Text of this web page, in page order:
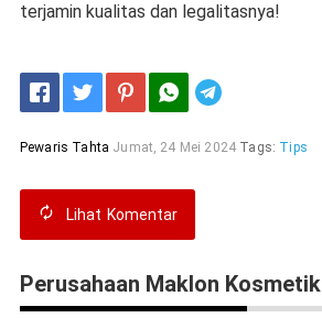
terjamin kualitas dan legalitasnya!
Pewaris Tahta Jumat, 24 Mei 2024 Tags: Tips
Lihat Komentar
Perusahaan Maklon Kosmetik